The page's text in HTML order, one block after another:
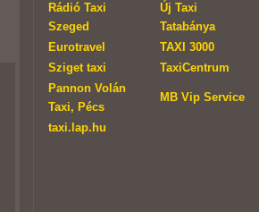
Rádió Taxi
Szeged
Új Taxi
Tatabánya
Eurotravel
TAXI 3000
Sziget taxi
TaxiCentrum
Pannon Volán
Taxi, Pécs
MB Vip Service
taxi.lap.hu